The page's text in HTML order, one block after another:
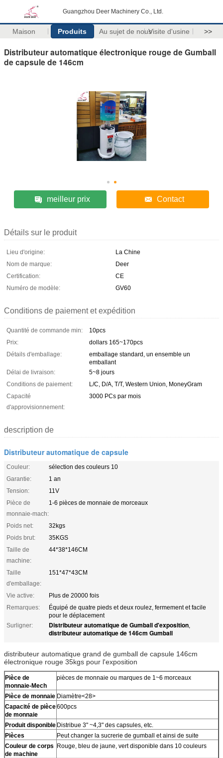
Guangzhou Deer Machinery Co., Ltd.
Maison Produits Au sujet de nousVisite d'usine >>
Distributeur automatique électronique rouge de Gumball
de capsule de 146cm
meilleur prix Contact
Détails sur le produit
Lieu d'origine:
La Chine
Nom de marque:
Deer
Certification:
CE
Numéro de modèle:
GV60
Conditions de paiement et expédition
Quantité de commande min:
10pcs
Prix:
dollars 165~170pcs
Détails d'emballage:
emballage standard, un ensemble un
emballant
Délai de livraison:
5~8 jours
Conditions de paiement:
L/C, D/A, T/T, Western Union, MoneyGram
Capacité
d'approvisionnement:
3000 PCs par mois
description de
Distributeur automatique de capsule
Couleur:
sélection des couleurs 10
Garantie:
1 an
Tension:
11V
Pièce de
monnaie-mach:
1-6 pièces de monnaie de morceaux
Poids net:
32kgs
Poids brut:
35KGS
Taille de
machine:
44*38*146CM
Taille
d'emballage:
151*47*43CM
Vie active:
Plus de 20000 fois
Remarques:
Équipé de quatre pieds et deux roulez, fermement et facile
pour le déplacement
Surligner:
Distributeur automatique de Gumball d'exposition,
distributeur automatique de 146cm Gumball
distributeur automatique grand de gumball de capsule 146cm
électronique rouge 35kgs pour l'exposition
Pièce de
monnaie-Mech
pièces de monnaie ou marques de 1~6 morceaux
Pièce de monnaie Diamètre<28>
Capacité de pièce
de monnaie
600pcs
Produit disponible Distribue 3" ~4,3" des capsules, etc.
Pièces
Peut changer la sucrerie de gumball et ainsi de suite
Couleur de corps
de machine
Rouge, bleu de jaune, vert disponible dans 10 couleurs